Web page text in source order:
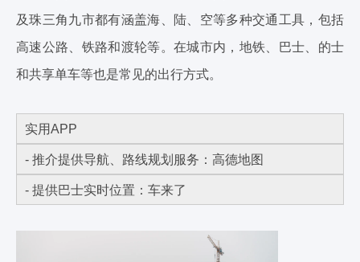
及珠三角九市都有涵盖海、陆、空等多种交通工具，包括
高速公路、铁路和渡轮等。在城市内，地铁、巴士、的士
和共享单车等也是常见的出行方式。
实用APP
- 推介提供导航、路线规划服务：高德地图
- 提供巴士实时位置：车来了